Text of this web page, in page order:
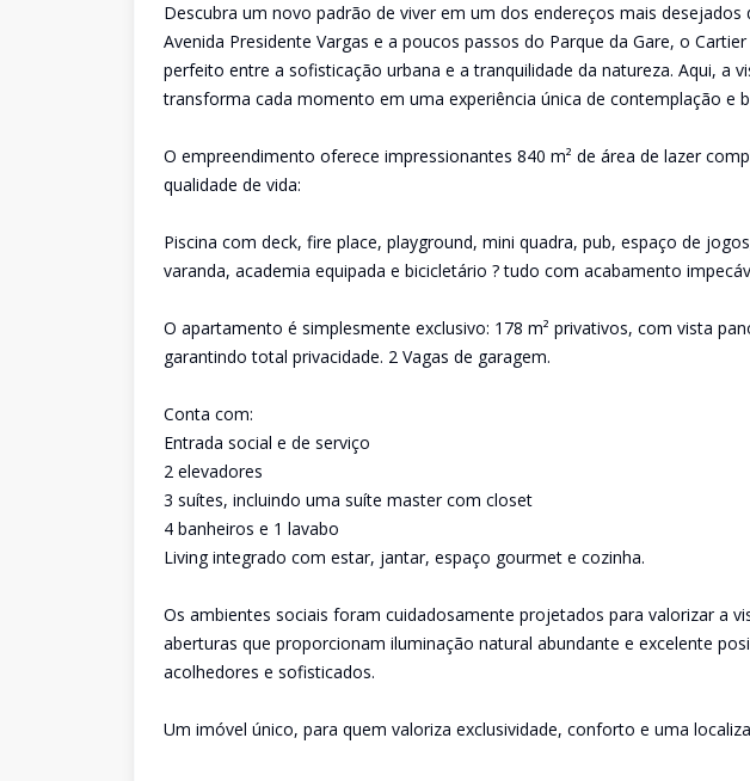
Descubra um novo padrão de viver em um dos endereços mais desejados
Avenida Presidente Vargas e a poucos passos do Parque da Gare, o
perfeito entre a sofisticação urbana e a tranquilidade da natureza. Aqui, a
transforma cada momento em uma experiência única de contemplação e
O empreendimento oferece impressionantes 840 m² de área de lazer
qualidade de vida:
Piscina com deck, fire place, playground, mini quadra, pub, espaço de
varanda, academia equipada e bicicletário ? tudo com acabamento
O apartamento é simplesmente exclusivo: 178 m² privativos, com vista
garantindo total privacidade. 2 Vagas de garagem.
Conta com:
Entrada social e de serviço
2 elevadores
3 suítes, incluindo uma suíte master com closet
4 banheiros e 1 lavabo
Living integrado com estar, jantar, espaço gourmet e cozinha.
Os ambientes sociais foram cuidadosamente projetados para valorizar a
aberturas que proporcionam iluminação natural abundante e excelente
acolhedores e sofisticados.
Um imóvel único, para quem valoriza exclusividade, conforto e uma